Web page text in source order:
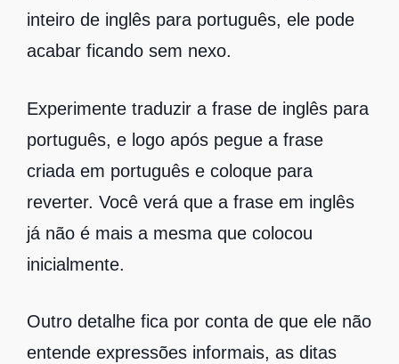
inteiro de inglês para português, ele pode
acabar ficando sem nexo.
Experimente traduzir a frase de inglês para
português, e logo após pegue a frase
criada em português e coloque para
reverter. Você verá que a frase em inglês
já não é mais a mesma que colocou
inicialmente.
Outro detalhe fica por conta de que ele não
entende expressões informais, as ditas